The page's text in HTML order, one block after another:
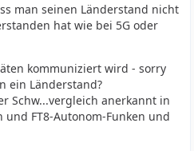
man seinen Länderstand nicht
hat wie bei 5G oder
kommuniziert wird - sorry
ein Länderstand?
Schw...vergleich anerkannt in
und FT8-Autonom-Funken und